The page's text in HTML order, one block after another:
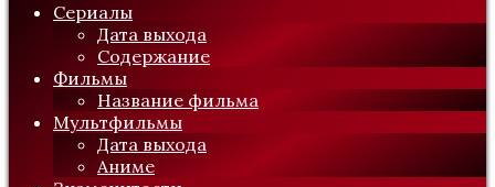
Сериалы
Дата выхода
Содержание
Фильмы
Название фильма
Мультфильмы
Дата выхода
Аниме